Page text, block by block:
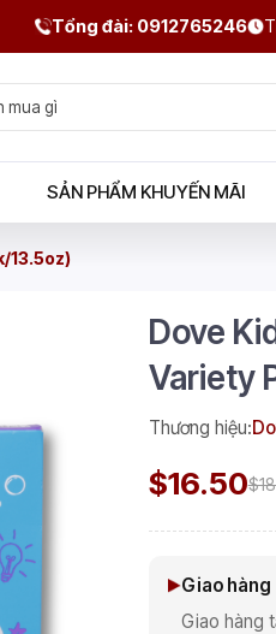
Tổng đài: 0912765246
SẢN PHẨM KHUYẾN MÃI
13.5oz)
Dove
Variety
Thương hiệu:
$16.50
Giao hàng
Giao hàng